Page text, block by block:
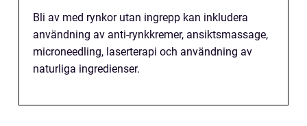
Bli av med rynkor utan ingrepp kan inkludera
användning av anti-rynkkremer, ansiktsmassage,
microneedling, laserterapi och användning av
naturliga ingredienser.